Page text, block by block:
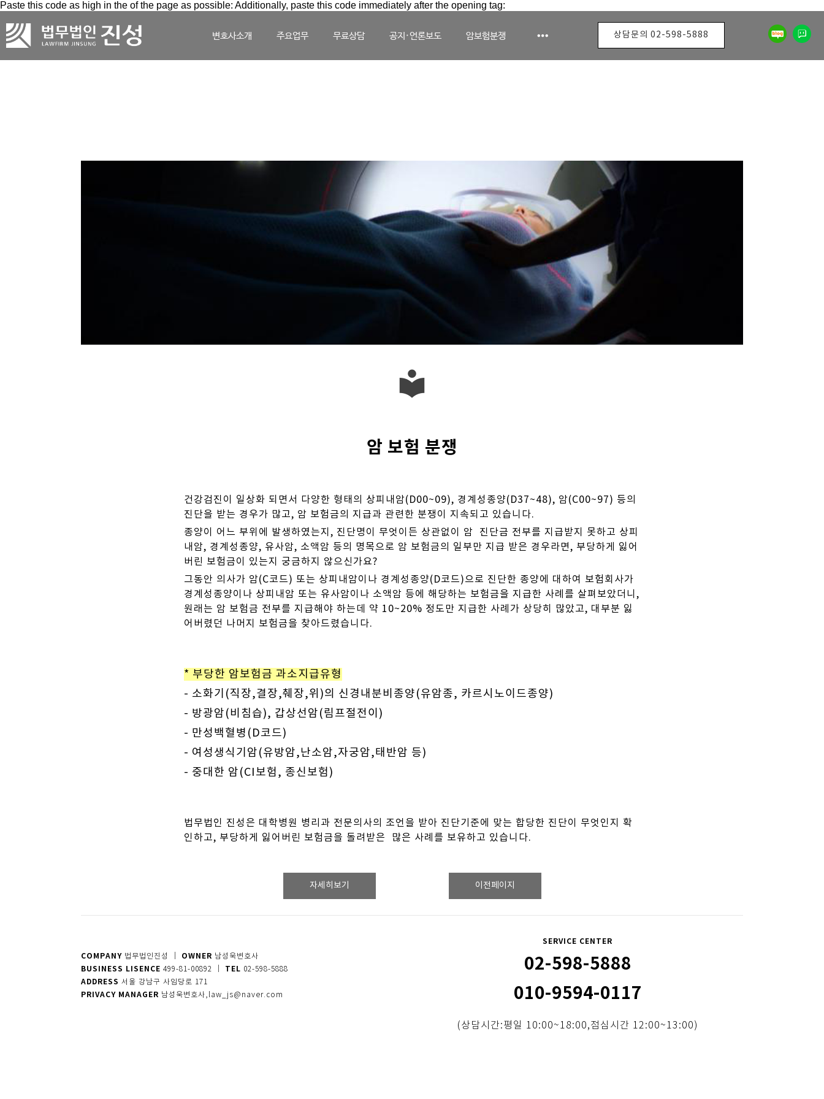
Paste this code as high in the of the page as possible: Additionally, paste this code immediately after the opening tag:
변호사소개 주요업무 무료상담 공지·언론보도 암보험분쟁 상담문의 02-598-5888
local_library
암 보험 분쟁
건강검진이 일상화 되면서 다양한 형태의 상피내암(D00~09), 경계성종양(D37~48), 암(C00~97) 등의
진단을 받는 경우가 많고, 암 보험금의 지급과 관련한 분쟁이 지속되고 있습니다.
종양이 어느 부위에 발생하였는지, 진단명이 무엇이든 상관없이 암 진단금 전부를 지급받지 못하고 상피
내암, 경계성종양, 유사암, 소액암 등의 명목으로 암 보험금의 일부만 지급 받은 경우라면, 부당하게 잃어
버린 보험금이 있는지 궁금하지 않으신가요?
그동안 의사가 암(C코드) 또는 상피내암이나 경계성종양(D코드)으로 진단한 종양에 대하여 보험회사가
경계성종양이나 상피내암 또는 유사암이나 소액암 등에 해당하는 보험금을 지급한 사례를 살펴보았더니,
원래는 암 보험금 전부를 지급해야 하는데 약 10~20% 정도만 지급한 사례가 상당히 많았고, 대부분 잃
어버렸던 나머지 보험금을 찾아드렸습니다.
* 부당한 암보험금 과소지급유형
- 소화기(직장,결장,췌장,위)의 신경내분비종양(유암종, 카르시노이드종양)
- 방광암(비침습), 갑상선암(림프절전이)
- 만성백혈병(D코드)
- 여성생식기암(유방암,난소암,자궁암,태반암 등)
- 중대한 암(CI보험, 종신보험)
법무법인 진성은 대학병원 병리과 전문의사의 조언을 받아 진단기준에 맞는 합당한 진단이 무엇인지 확
인하고, 부당하게 잃어버린 보험금을 돌려받은 많은 사례를 보유하고 있습니다.
자세히보기 이전페이지
COMPANY 법무법인진성 │ OWNER 남성욱변호사
BUSINESS LISENCE 499-81-00892 TEL 02-598-5888
ADDRESS 서울 강남구 사임당로 171
PRIVACY MANAGER 남성욱변호사,law_js@naver.com
SERVICE CENTER
02-598-5888
010-9594-0117
(상담시간:평일 10:00~18:00,점심시간 12:00~13:00)